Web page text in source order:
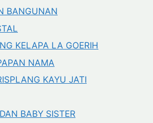
BANGUNAN
KELAPA LA GOERIH
NAMA
KAYU JATI
BABY SISTER